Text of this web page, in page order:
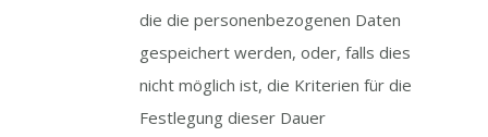
die die personenbezogenen Daten
gespeichert werden, oder, falls dies
nicht möglich ist, die Kriterien für die
Festlegung dieser Dauer